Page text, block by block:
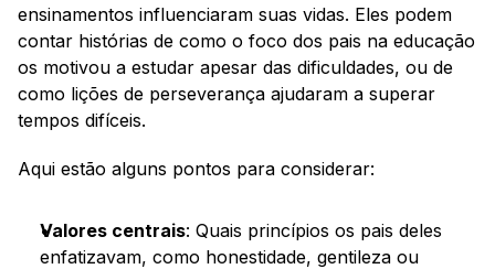
ensinamentos influenciaram suas vidas. Eles podem
contar histórias de como o foco dos pais na educação
os motivou a estudar apesar das dificuldades, ou de
como lições de perseverança ajudaram a superar
tempos difíceis.
Aqui estão alguns pontos para considerar:
Valores centrais: Quais princípios os pais deles
enfatizavam, como honestidade, gentileza ou